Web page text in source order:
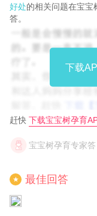
好处的相关问题在宝宝
答。
下载
赶快 下载宝宝树孕育
宝宝树孕育专家答
★ 最佳回答